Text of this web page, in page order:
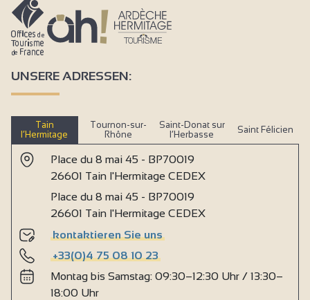
UNSERE ADRESSEN:
Tain
l’Hermitage
Tournon-sur-
Rhône
Saint-Donat sur
l’Herbasse
Saint Félicien
Place du 8 mai 45 - BP70019
26601 Tain l'Hermitage CEDEX
Place du 8 mai 45 - BP70019
26601 Tain l'Hermitage CEDEX
kontaktieren Sie uns
+33(0)4 75 08 10 23
Montag bis Samstag: 09:30–12:30 Uhr / 13:30–
18:00 Uhr